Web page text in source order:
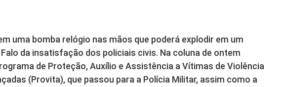
uma bomba relógio nas mãos que poderá explodir em um
da insatisfação dos policiais civis. Na coluna de ontem
de Proteção, Auxílio e Assistência a Vítimas de Violência
(Provita), que passou para a Polícia Militar, assim como a